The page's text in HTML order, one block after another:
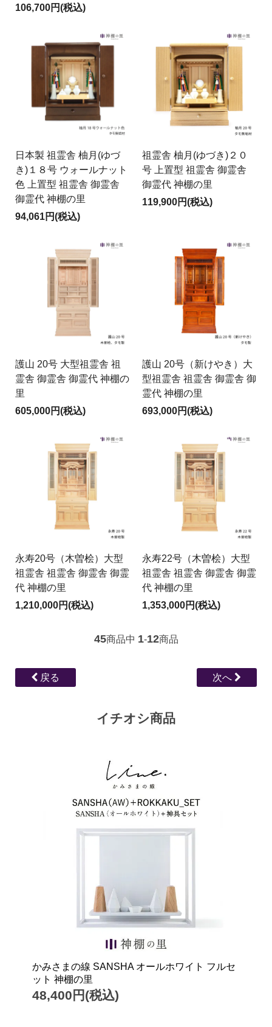
106,700円(税込)
日本製 祖霊舎 柚月(ゆづ
き)１８号 ウォールナット
色 上置型 祖霊舎 御霊舎
御霊代 神棚の里
94,061円(税込)
祖霊舎 柚月(ゆづき)２０
号 上置型 祖霊舎 御霊舎
御霊代 神棚の里
119,900円(税込)
護山 20号 大型祖霊舎 祖
霊舎 御霊舎 御霊代 神棚の
里
605,000円(税込)
護山 20号（新けやき）大
型祖霊舎 祖霊舎 御霊舎 御
霊代 神棚の里
693,000円(税込)
永寿20号（木曽桧）大型
祖霊舎 祖霊舎 御霊舎 御霊
代 神棚の里
1,210,000円(税込)
永寿22号（木曽桧）大型
祖霊舎 祖霊舎 御霊舎 御霊
代 神棚の里
1,353,000円(税込)
45商品中 1-12商品
戻る 次へ
イチオシ商品
かみさまの線 SANSHA オールホワイト フルセ
ット 神棚の里
48,400円(税込)